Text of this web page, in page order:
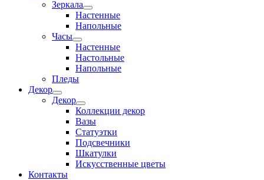
Зеркала
Настенные
Напольные
Часы
Настенные
Настольные
Напольные
Пледы
Декор
Декор
Коллекции декор
Вазы
Статуэтки
Подсвечники
Шкатулки
Искусственные цветы
Контакты